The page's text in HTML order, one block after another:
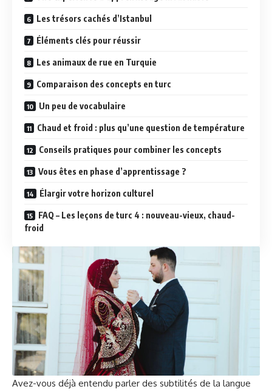
Les trésors cachés d’Istanbul
Éléments clés pour réussir
Les animaux de rue en Turquie
Comparaison des concepts en turc
Un peu de vocabulaire
Chaud et froid : plus qu’une question de température
Conseils pratiques pour combiner les concepts
Vous êtes en phase d’apprentissage ?
Élargir votre horizon culturel
FAQ – Les leçons de turc 4 : nouveau-vieux, chaud-
froid
Avez-vous déjà entendu parler des subtilités de la langue